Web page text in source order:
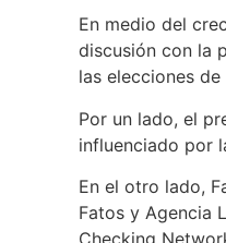
En medio del
discusión con la
las elecciones
Por un lado, el
influenciado por
En el otro lado,
Fatos y Agencia
Checking